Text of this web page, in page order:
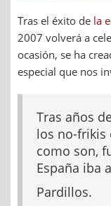
Tras el éxito de la
2007 volverá a
ocasión, se ha
especial que nos
Tras años
los no-frikis
como son,
España iba
Pardillos.